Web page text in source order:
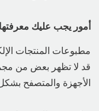
أمور يجب عليك معرفتها
الأجهزة والمتصفح بشكل